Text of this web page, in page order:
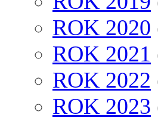
ROK 2020
ROK 2021
ROK 2022
ROK 2023